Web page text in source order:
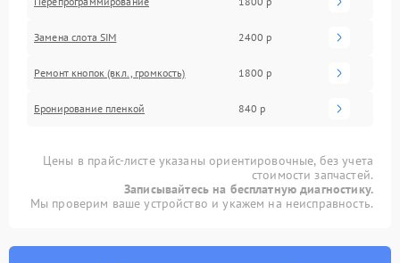
Замена слота SIM 2400 р
Ремонт кнопок (вкл., громкость) 1800 р
Бронирование пленкой 840 р
Цены в прайс-листе указаны ориентировочные, без учета
стоимости запчастей.
Записывайтесь на бесплатную диагностику.
Мы проверим ваше устройство и укажем на неисправность.